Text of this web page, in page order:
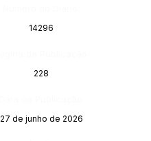
14296
228
27 de junho de 2026